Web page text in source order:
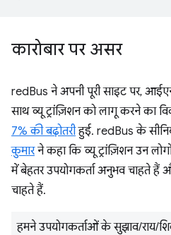
कारोबार पर असर
redBus ने अपनी पूरी साइट पर,
साथ व्यू ट्रांज़िशन को लागू करने का
7% की बढ़ोतरीहुई. redBus के
कुमारने कहा कि व्यू ट्रांज़िशन उन
में बेहतर उपयोगकर्ता अनुभव चाहते हैं
चाहते हैं.
हमने उपयोगकर्ताओं के सुझाव/राय/